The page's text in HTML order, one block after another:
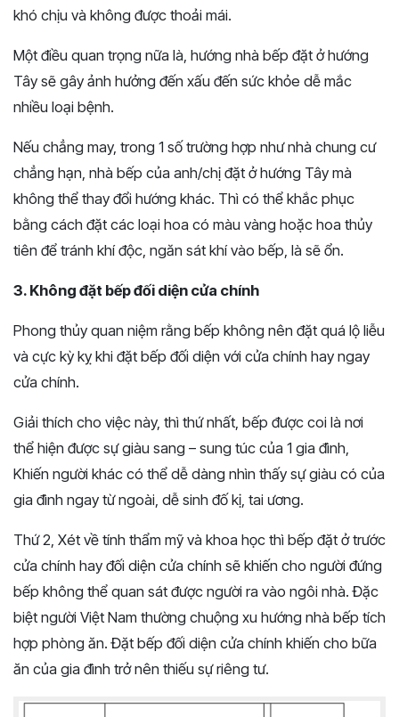
khó chịu và không được thoải mái.
Một điều quan trọng nữa là, hướng nhà bếp đặt ở hướng
Tây sẽ gây ảnh hưởng đến xấu đến sức khỏe dễ mắc
nhiều loại bệnh.
Nếu chẳng may, trong 1 số trường hợp như nhà chung cư
chẳng hạn, nhà bếp của anh/chị đặt ở hướng Tây mà
không thể thay đổi hướng khác. Thì có thể khắc phục
bằng cách đặt các loại hoa có màu vàng hoặc hoa thủy
tiên để tránh khí độc, ngăn sát khí vào bếp, là sẽ ổn.
3. Không đặt bếp đối diện cửa chính
Phong thủy quan niệm rằng bếp không nên đặt quá lộ liễu
và cực kỳ kỵ khi đặt bếp đối diện với cửa chính hay ngay
cửa chính.
Giải thích cho việc này, thì thứ nhất, bếp được coi là nơi
thể hiện được sự giàu sang – sung túc của 1 gia đình,
Khiến người khác có thể dễ dàng nhìn thấy sự giàu có của
gia đình ngay từ ngoài, dễ sinh đố kị, tai ương.
Thứ 2, Xét về tính thẩm mỹ và khoa học thì bếp đặt ở trước
cửa chính hay đối diện cửa chính sẽ khiến cho người đứng
bếp không thể quan sát được người ra vào ngôi nhà. Đặc
biệt người Việt Nam thường chuộng xu hướng nhà bếp tích
hợp phòng ăn. Đặt bếp đối diện cửa chính khiến cho bữa
ăn của gia đình trở nên thiếu sự riêng tư.